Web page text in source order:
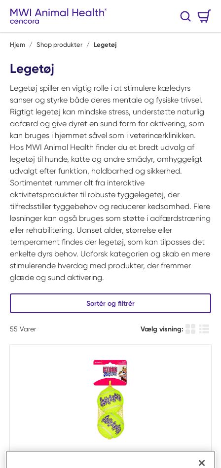
Spring til hovedindhold
Søg
Hjem / Shop produkter / Legetøj
Legetøj
Legetøj spiller en vigtig rolle i at stimulere kæledyrs
sanser og styrke både deres mentale og fysiske trivsel.
Rigtigt legetøj kan mindske stress, understøtte naturlig
adfærd og give dyret en sund form for aktivering, som
kan bruges i hjemmet såvel som i veterinærklinikken.
Hos MWI Animal Health finder du et bredt udvalg af
legetøj til hunde, katte og andre smådyr, omhyggeligt
udvalgt efter funktion, holdbarhed og sikkerhed.
Sortimentet rummer alt fra interaktive
aktivitetsprodukter til robuste tyggelegetøj, der
tilfredsstiller tyggebehov og reducerer kedsomhed. Flere
løsninger kan også bruges som støtte i adfærdstræning
eller rehabilitering. Uanset alder, størrelse eller
temperament findes der legetøj, som kan tilpasses det
enkelte dyrs behov. Udforsk kategorien og skab en mere
stimulerende hverdag med produkter, der fremmer
glæde og sund aktivering.
Sortér og filtrér
55 Varer Vælg visning: